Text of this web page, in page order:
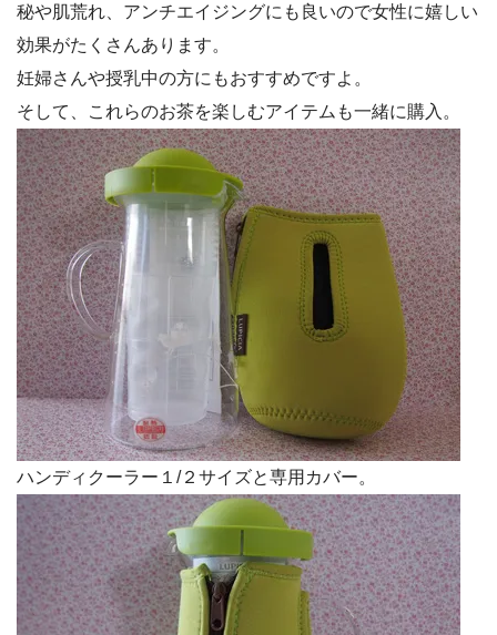
秘や肌荒れ、アンチエイジングにも良いので女性に嬉しい
効果がたくさんあります。
妊婦さんや授乳中の方にもおすすめですよ。
そして、これらのお茶を楽しむアイテムも一緒に購入。
ハンディクーラー１/２サイズと専用カバー。